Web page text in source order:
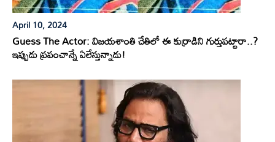
April 10, 2024
Guess The Actor: విజయశాంతి చేతిలో ఈ కుర్రాడిని గుర్తుపట్టారా..?
ఇప్పుడు ప్రపంచాన్నే ఏలేస్తున్నాడు!